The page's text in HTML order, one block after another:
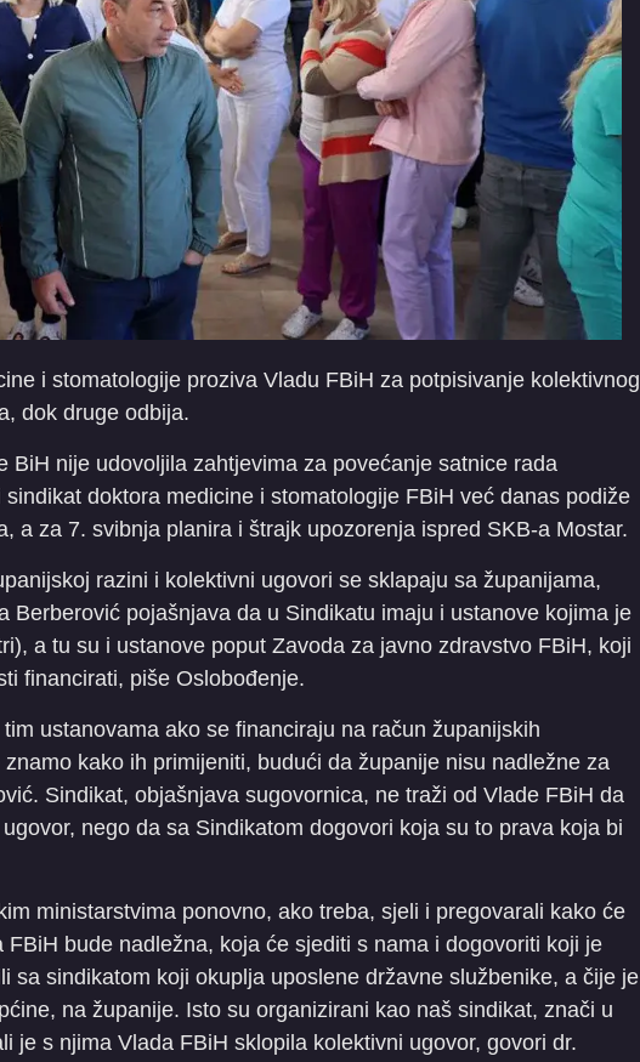
i stomatologije proziva Vladu FBiH za potpisivanje kolektivnog
dok druge odbija.
BiH nije udovoljila zahtjevima za povećanje satnice rada
doktora medicine i stomatologije FBiH već danas podiže
a za 7. svibnja planira i štrajk upozorenja ispred SKB-a Mostar.
razini i kolektivni ugovori se sklapaju sa županijama,
Berberović pojašnjava da u Sindikatu imaju i ustanove kojima je
a tu su i ustanove poput Zavoda za javno zdravstvo FBiH, koji
financirati, piše Oslobođenje.
ustanovama ako se financiraju na račun županijskih
kako ih primijeniti, budući da županije nisu nadležne za
Sindikat, objašnjava sugovornica, ne traži od Vlade FBiH da
nego da sa Sindikatom dogovori koja su to prava koja bi
ministarstvima ponovno, ako treba, sjeli i pregovarali kako će
bude nadležna, koja će sjediti s nama i dogovoriti koji je
sa sindikatom koji okuplja uposlene državne službenike, a čije je
na županije. Isto su organizirani kao naš sindikat, znači u
je s njima Vlada FBiH sklopila kolektivni ugovor, govori dr.